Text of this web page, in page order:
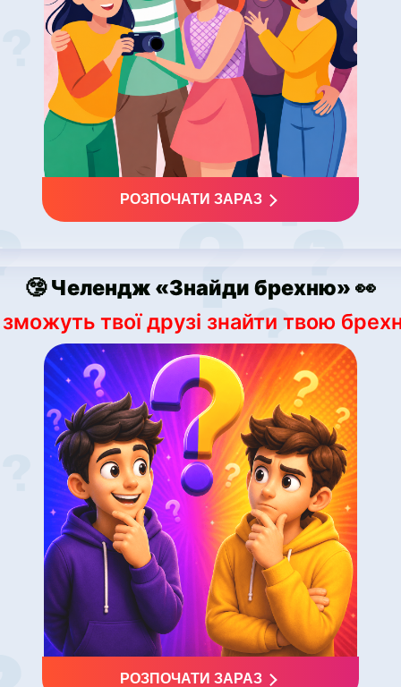
РОЗПОЧАТИ ЗАРАЗ
🤥 Челендж «Знайди брехню» 👀
твої друзі знайти твою
РОЗПОЧАТИ ЗАРАЗ